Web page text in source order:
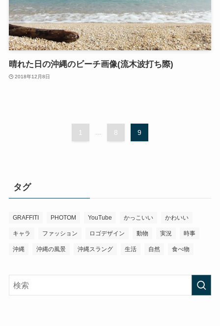
晴れた日の沖縄のビーチ画像(流木波打ち際)
2018年12月8日
1 8 9
タグ
GRAFFITI PHOTOM YouTube かっこいい かわいい
キャラ ファッション ロゴデザイン 動物 実況 時事
沖縄 沖縄の風景 沖縄スラング 生活 自然 食べ物